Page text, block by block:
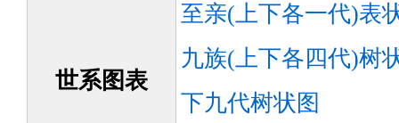
世系图表
至亲(上下各一代)表
九族(上下各四代)树
下九代树状图